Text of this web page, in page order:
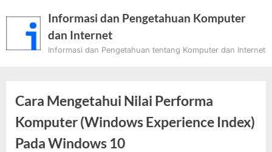
Informasi dan Pengetahuan Komputer
dan Internet
Informasi dan Pengetahuan tentang Komputer dan Internet
Cara Mengetahui Nilai Performa
Komputer (Windows Experience Index)
Pada Windows 10